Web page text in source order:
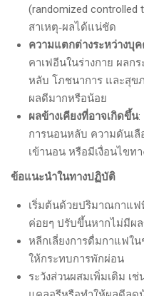
(randomized
สาเหตุ‐ผลได้แน่ชัด
ความแตกต่างระหว่างบุ
คาเฟอีนในร่างกาย ผลก
หลับ โภชนาการ และสุข
ผลดีมากหรือน้อย
ผลข้างเคียงที่อาจเกิดขึ้น:
การนอนหลับ ความดันเ
เข้านอน หรือมีเงื่อนไขท
ข้อแนะนำในทางปฏิบัติ
เริ่มต้นด้วยปริมาณกาแฟ
ค่อยๆ ปรับขึ้นหากไม่มีผล
หลีกเลี่ยงการดื่มกาแฟใน
ให้กระทบการพักผ่อน
ระวังส่วนผสมเพิ่มเติม เ